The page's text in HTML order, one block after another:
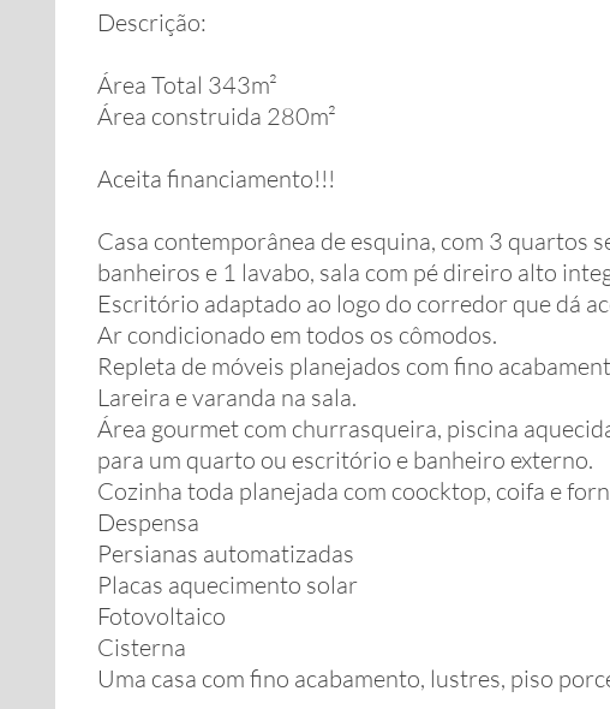
Descrição:
Área Total 343m²
Área construida 280m²
Aceita financiamento!!!
Casa contemporânea de esquina, com 3 quartos
banheiros e 1 lavabo, sala com pé direiro alto
Escritório adaptado ao logo do corredor que dá
Ar condicionado em todos os cômodos.
Repleta de móveis planejados com fino
Lareira e varanda na sala.
Área gourmet com churrasqueira, piscina
para um quarto ou escritório e banheiro externo.
Cozinha toda planejada com coocktop, coifa e
Despensa
Persianas automatizadas
Placas aquecimento solar
Fotovoltaico
Cisterna
Uma casa com fino acabamento, lustres, piso